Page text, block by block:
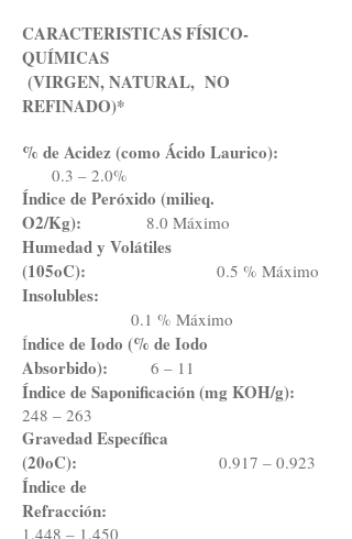
CARACTERISTICAS FÍSICO-
QUÍMICAS
(VIRGEN, NATURAL, NO
REFINADO)*
% de Acidez (como Ácido Laurico):
0.3 – 2.0%
Índice de Peróxido (milieq.
O2/Kg): 8.0 Máximo
Humedad y Volátiles
(105oC): 0.5 % Máximo
Insolubles:
0.1 % Máximo
Índice de Iodo (% de Iodo
Absorbido): 6 – 11
Índice de Saponificación (mg KOH/g):
248 – 263
Gravedad Específica
(20oC): 0.917 – 0.923
Índice de
Refracción:
1.448 – 1.450